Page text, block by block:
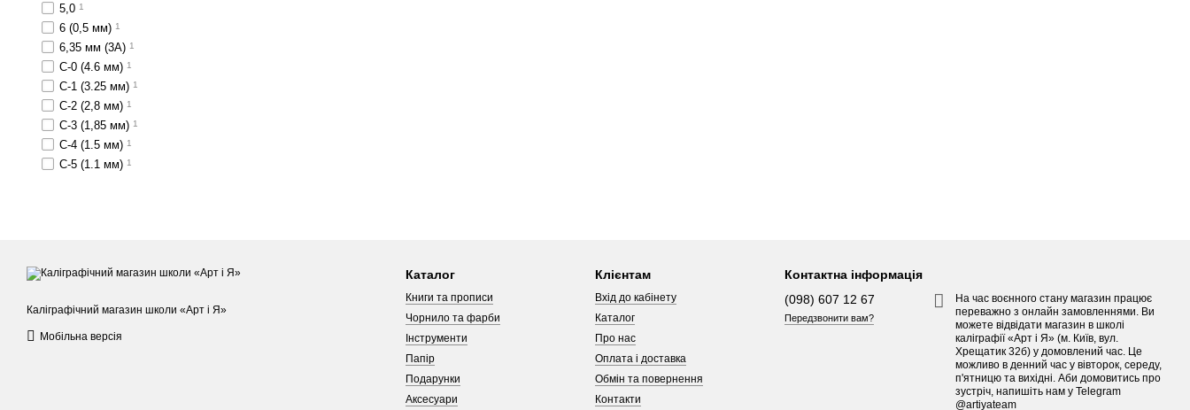
5,0 1
6 (0,5 мм) 1
6,35 мм (3А) 1
C-0 (4.6 мм) 1
C-1 (3.25 мм) 1
C-2 (2,8 мм) 1
C-3 (1,85 мм) 1
C-4 (1.5 мм) 1
C-5 (1.1 мм) 1
Каліграфічний магазин школи «Арт і Я»
Мобільна версія
Каталог
Книги та прописи
Чорнило та фарби
Інструменти
Папір
Подарунки
Аксесуари
Клієнтам
Вхід до кабінету
Каталог
Про нас
Оплата і доставка
Обмін та повернення
Контакти
Контактна інформація
(098) 607 12 67
Передзвонити вам?
На час воєнного стану магазин працює
переважно з онлайн замовленнями. Ви
можете відвідати магазин в школі
каліграфії «Арт і Я» (м. Київ, вул.
Хрещатик 32б) у домовлений час. Це
можливо в денний час у вівторок, середу,
п'ятницю та вихідні. Аби домовитись про
зустріч, напишіть нам у Telegram
@artiyateam